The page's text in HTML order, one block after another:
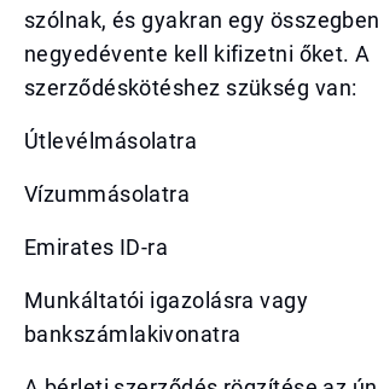
szólnak, és gyakran egy
negyedévente kell kifizetni őket. A
szerződéskötéshez szükség van:
Útlevélmásolatra
Vízummásolatra
Emirates ID-ra
Munkáltatói igazolásra vagy
bankszámlakivonatra